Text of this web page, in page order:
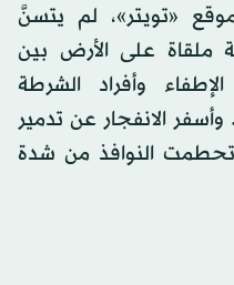
«تويتر»، لم يتسنَّ
ملقاة على الأرض بين
وأفراد الشرطة
الانفجار عن تدمير
النوافذ من شدة